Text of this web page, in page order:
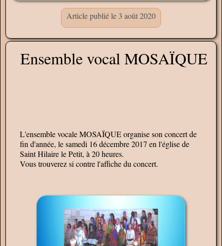
Article publié le 3 août 2020
Ensemble vocal MOSAÏQUE
L'ensemble vocale MOSAÏQUE organise son concert de
fin d'année, le samedi 16 décembre 2017 en l'église de
Saint Hilaire le Petit, à 20 heures.
Vous trouverez si contre l'affiche du concert.